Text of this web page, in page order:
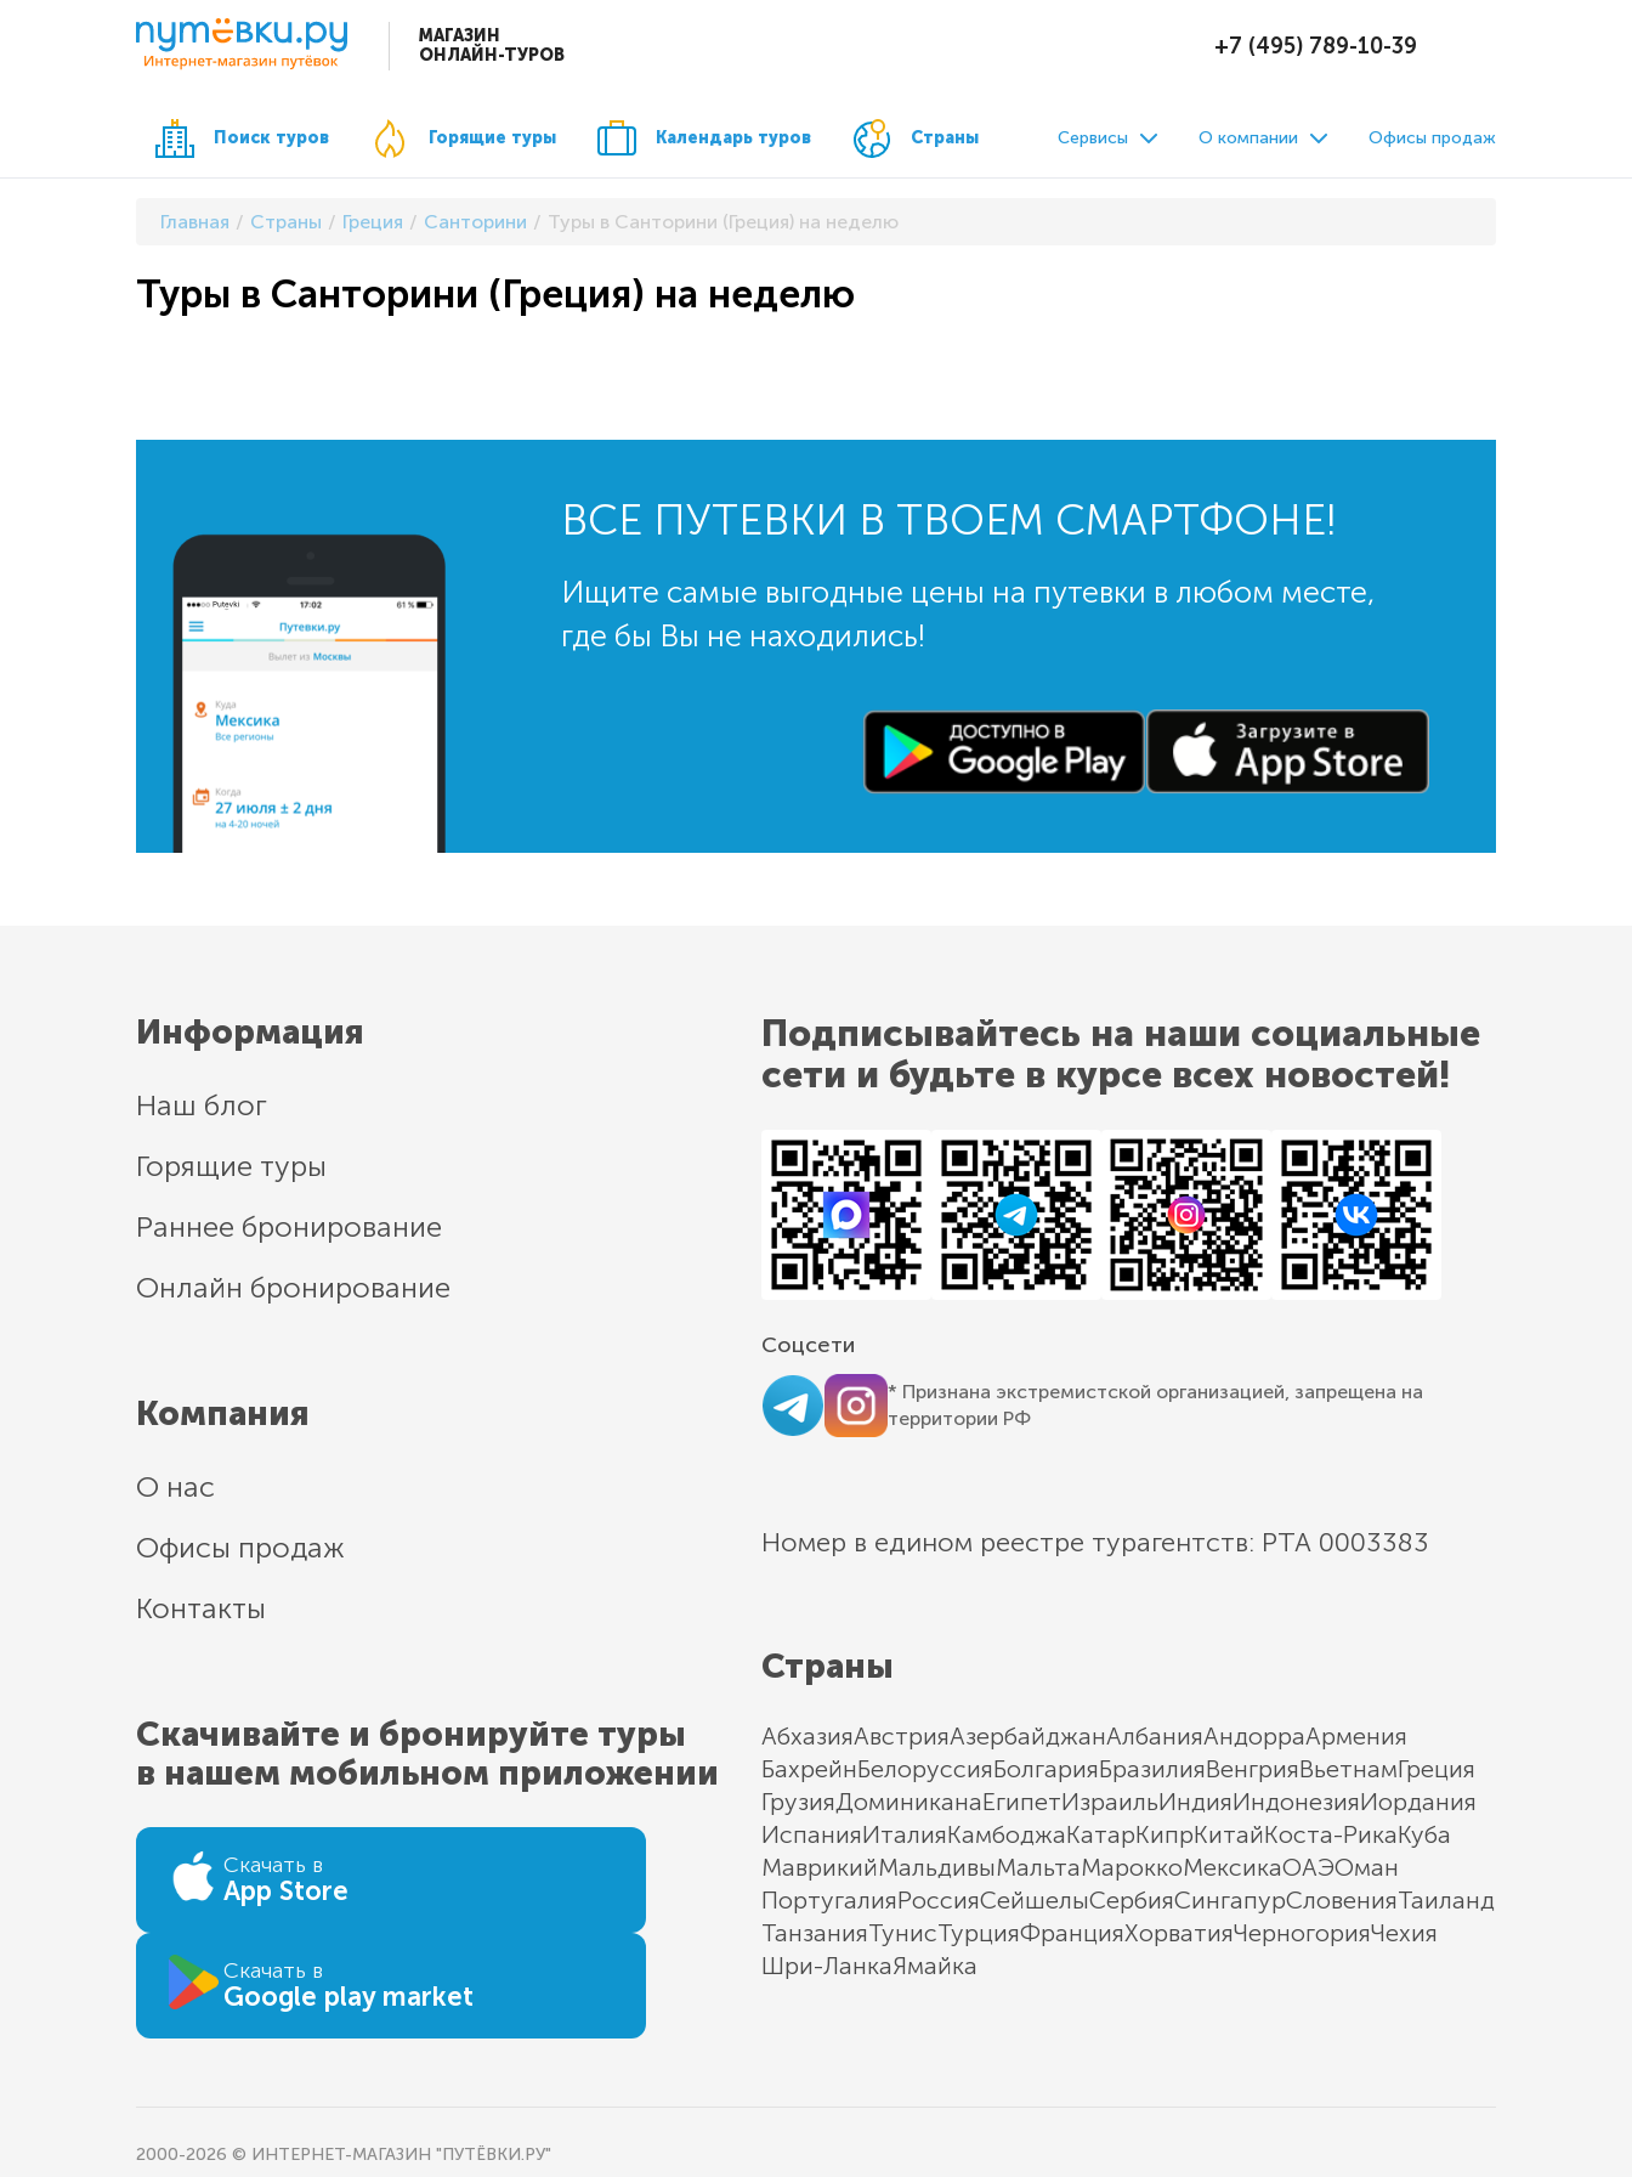
МАГАЗИН
ОНЛАЙН-ТУРОВ
+7 (495) 789-10-39
Поиск туров Горящие туры Календарь туров Страны Сервисы О компании Офисы продаж
Главная Страны Греция Санторини Туры в Санторини (Греция) на неделю
Туры в Санторини (Греция) на неделю
ВСЕ ПУТЕВКИ В ТВОЕМ СМАРТФОНЕ!
Ищите самые выгодные цены на путевки в любом месте,
где бы Вы не находились!
Информация
Наш блог
Горящие туры
Раннее бронирование
Онлайн бронирование
Компания
О нас
Офисы продаж
Контакты
Скачивайте и бронируйте туры
в нашем мобильном приложении
Скачать в
App Store
Скачать в
Google play market
Подписывайтесь на наши социальные
сети и будьте в курсе всех новостей!
Соцсети
* Признана экстремистской организацией, запрещена на
территории РФ
Номер в едином реестре турагентств: РТА 0003383
Страны
АбхазияАвстрияАзербайджанАлбанияАндорраАрмения
БахрейнБелоруссияБолгарияБразилияВенгрияВьетнамГреция
ГрузияДоминиканаЕгипетИзраильИндияИндонезияИордания
ИспанияИталияКамбоджаКатарКипрКитайКоста-РикаКуба
МаврикийМальдивыМальтаМароккоМексикаОАЭОман
ПортугалияРоссияСейшелыСербияСингапурСловенияТаиланд
ТанзанияТунисТурцияФранцияХорватияЧерногорияЧехия
Шри-ЛанкаЯмайка
2000-2026 © ИНТЕРНЕТ-МАГАЗИН "ПУТЁВКИ.РУ"